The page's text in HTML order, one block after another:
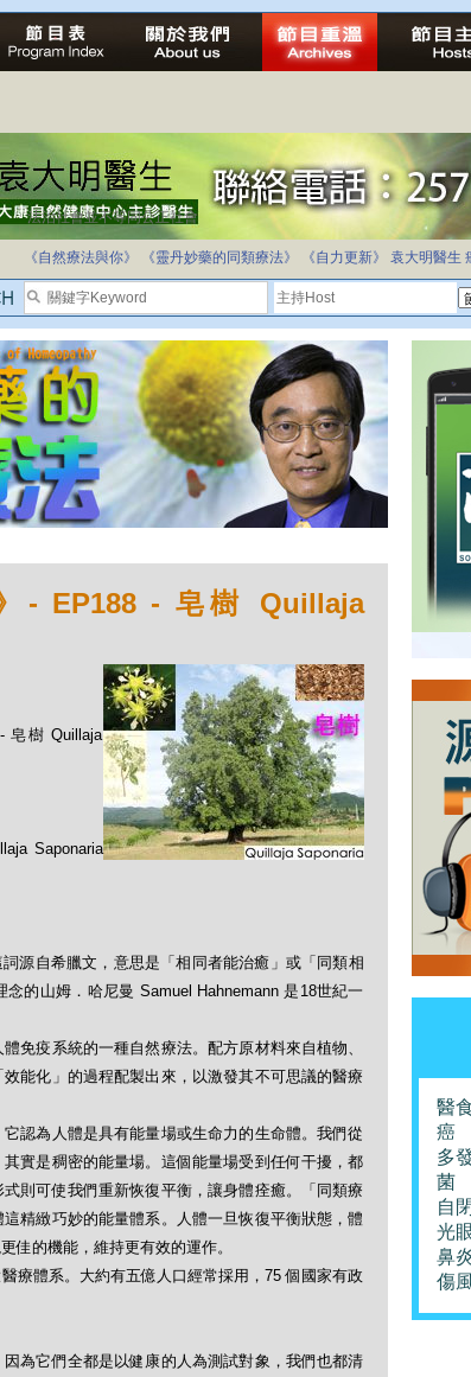
法治社會並不等同公正社會
自家教育合法化-推動多元化教育，全民學卷制
《自然療法與你》 《靈丹妙藥的同類療法》 《自力更新》 袁大明醫生
- EP188 - 皂樹 Quillaja
皂樹 Quillaja
Saponaria
源自希臘文，意思是「相同者能治癒」或「同類相
的山姆．哈尼曼 Samuel Hahnemann 是18世紀一
免疫系統的一種自然療法。配方原材料來自植物、
能化」的過程配製出來，以激發其不可思議的醫療
認為人體是具有能量場或生命力的生命體。我們從
實是稠密的能量場。這個能量場受到任何干擾，都
則可使我們重新恢復平衡，讓身體痊癒。「同類療
精緻巧妙的能量體系。人體一旦恢復平衡狀態，體
佳的機能，維持更有效的運作。
療體系。大約有五億人口經常採用，75 個國家有政
為它們全都是以健康的人為測試對象，我們也都清
醫
癌
多
菌
自
光
鼻
傷